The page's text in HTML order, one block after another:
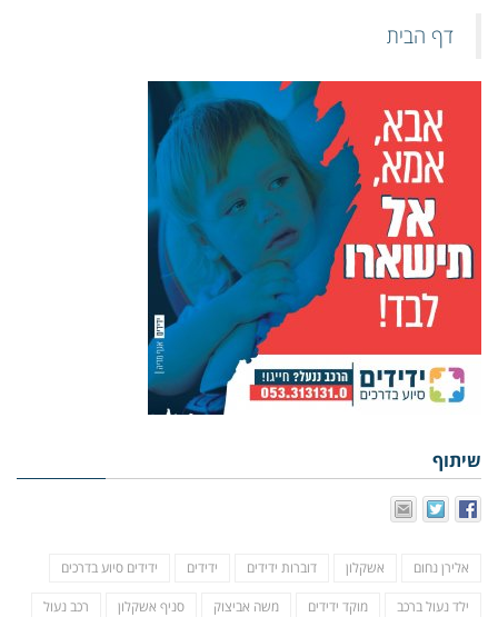
דף הבית
שיתוף
אלירן נחום אשקלון דוברות ידידים ידידים ידידים סיוע בדרכים
ילד נעול ברכב מוקד ידידים משה אביצוק סניף אשקלון רכב נעול